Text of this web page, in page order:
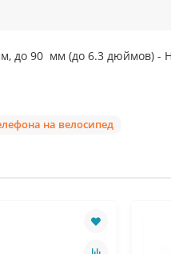
90 мм (до 6.3 дюймов) -
на велосипед